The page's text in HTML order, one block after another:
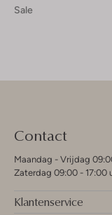
Sale
Contact
Maandag - Vrijdag
Zaterdag 09:00 - 17:00
Klantenservice